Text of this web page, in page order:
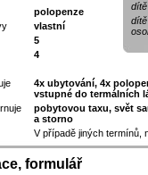
polopenze
vlastní
5
4
4x ubytování, 4x
vstupné do termálních
pobytovou taxu, svět
a storno
V případě jiných termínů,
formulář